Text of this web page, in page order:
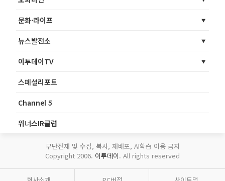
문화·라이프
뉴스발전소
이투데이TV
스페셜리포트
Channel 5
위너스IR클럽
무단전재 및 수집, 복사, 재배포, AI학습 이용 금지
Copyright 2006. 이투데이. All rights reserved